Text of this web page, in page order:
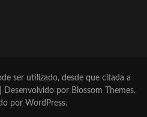
ser utilizado, desde que citada a
Desenvolvido por Blossom Themes.
por WordPress.